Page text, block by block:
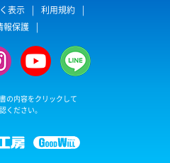
表示
利用規約
報保護
の内容をクリックして
ください。